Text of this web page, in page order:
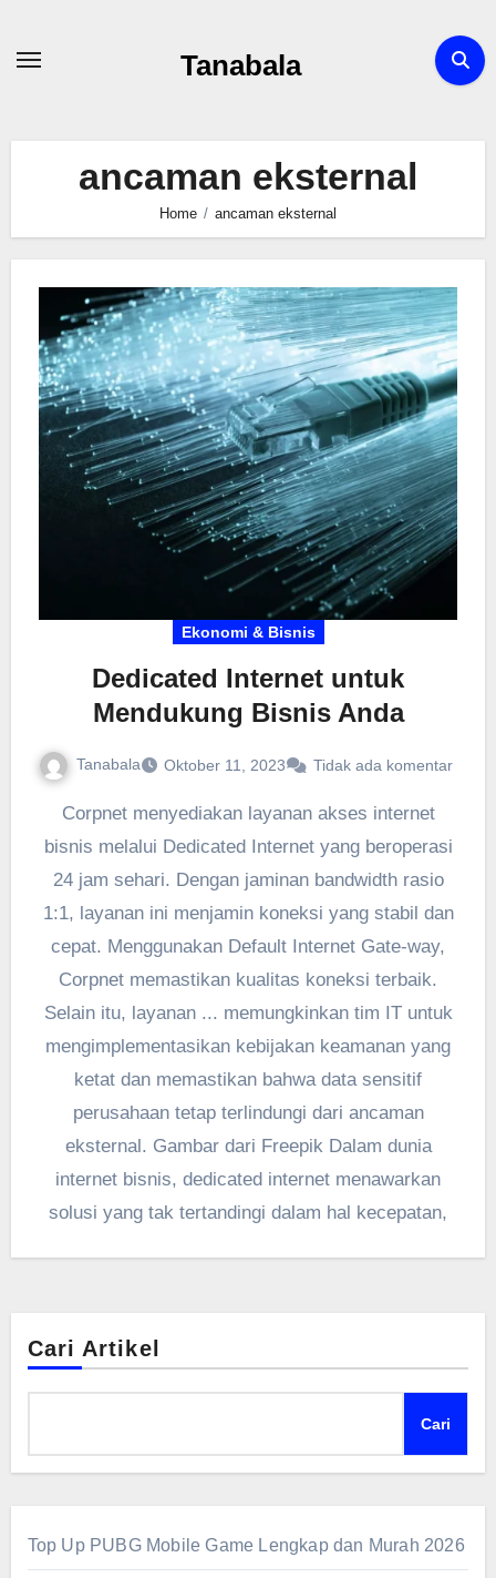
Tanabala
ancaman eksternal
Home ancaman eksternal
Ekonomi & Bisnis
Dedicated Internet untuk
Mendukung Bisnis Anda
Tanabala Oktober 11, 2023 Tidak ada komentar
Corpnet menyediakan layanan akses internet
bisnis melalui Dedicated Internet yang beroperasi
24 jam sehari. Dengan jaminan bandwidth rasio
1:1, layanan ini menjamin koneksi yang stabil dan
cepat. Menggunakan Default Internet Gate-way,
Corpnet memastikan kualitas koneksi terbaik.
Selain itu, layanan ... memungkinkan tim IT untuk
mengimplementasikan kebijakan keamanan yang
ketat dan memastikan bahwa data sensitif
perusahaan tetap terlindungi dari ancaman
eksternal. Gambar dari Freepik Dalam dunia
internet bisnis, dedicated internet menawarkan
solusi yang tak tertandingi dalam hal kecepatan,
Cari Artikel
Cari
Top Up PUBG Mobile Game Lengkap dan Murah 2026